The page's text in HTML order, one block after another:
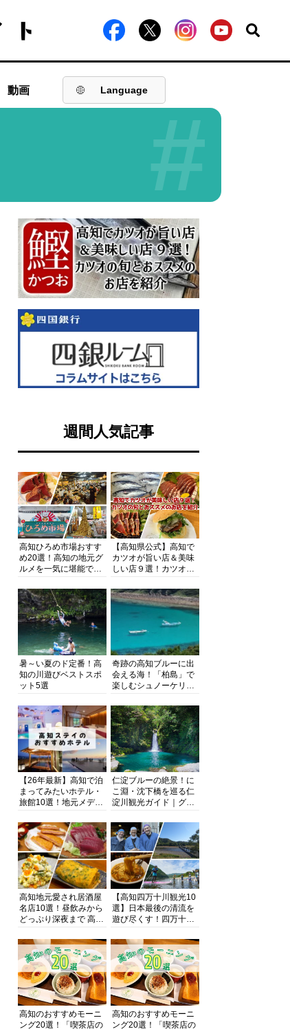
動画 Language
#
週間人気記事
高知ひろめ市場おすす
め20選！高知の地元グ
ルメを一気に堪能でき
底解剖
【高知県公式】高知で
カツオが旨い店＆美味
しい店９選！カツオの
紹介
暑～い夏のド定番！高
知の川遊びベストスポ
ット5選
奇跡の高知ブルーに出
会える海！「柏島」で
楽しむシュノーケリン
浴にキャンプまで透明
度抜群の海の楽園を徹
底紹介
【26年最新】高知で泊
まってみたいホテル・
旅館10選！地元メディ
厳選
仁淀ブルーの絶景！に
こ淵・沈下橋を巡る仁
淀川観光ガイド｜グル
まで完全網羅！
高知地元愛され居酒屋
名店10選！昼飲みから
どっぷり深夜まで 高知
知グルメPro】
【高知四万十川観光10
選】日本最後の清流を
遊び尽くす！四万十川
を網羅したおすすめガ
イド
高知のおすすめモーニ
ング20選！「喫茶店の
高知のおすすめモーニ
ング20選！「喫茶店の